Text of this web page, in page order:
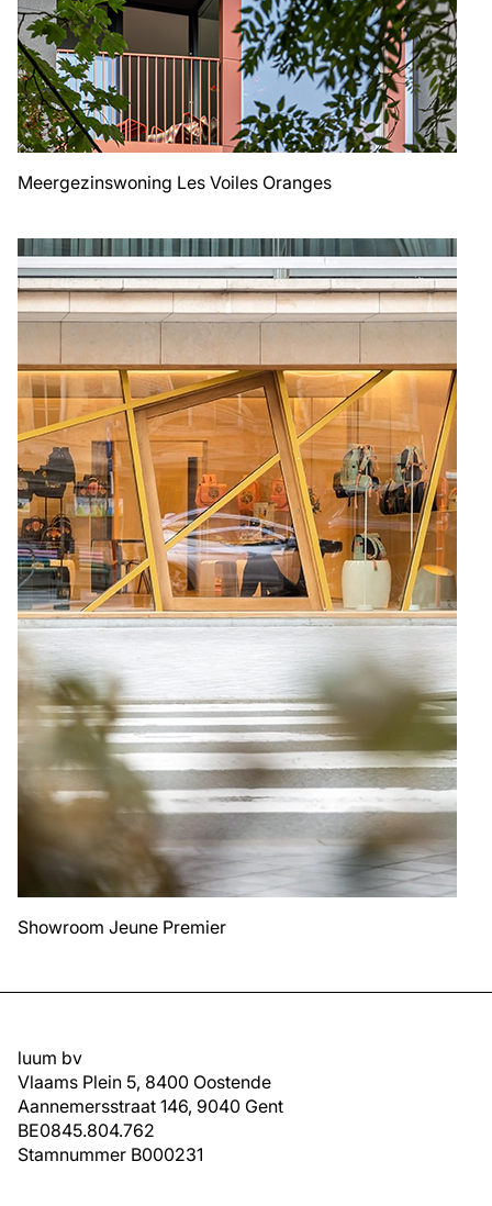
Meergezinswoning Les Voiles Oranges
Showroom Jeune Premier
luum bv
Vlaams Plein 5, 8400 Oostende
Aannemersstraat 146, 9040 Gent
BE0845.804.762
Stamnummer B000231